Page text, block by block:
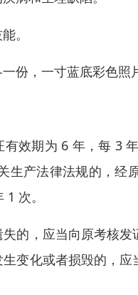
。
份，一寸蓝底彩色照
效期为 6 年，每 3
生产法律法规的，经
次。
的，应当向原考核
变化或者损毁的，